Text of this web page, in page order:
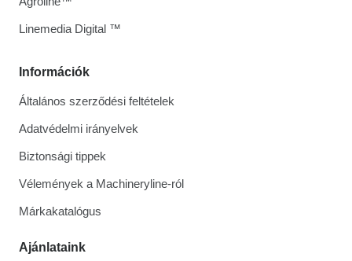
Információk
Általános szerződési feltételek
Adatvédelmi irányelvek
Biztonsági tippek
Vélemények a Machineryline-ról
Márkakatalógus
Ajánlataink
Linemedia Digital ™